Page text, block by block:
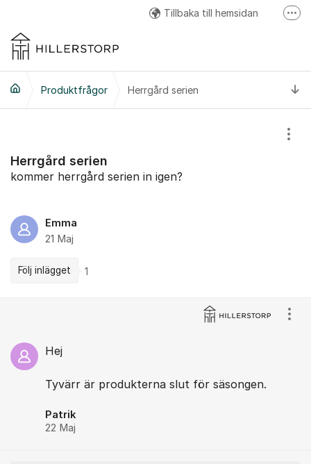
Tillbaka till hemsidan
Hillerstorp Youtube
Produktfrågor Herrgård serien
Herrgård serien
kommer herrgård serien in igen?
Emma
21 Maj
Följ inlägget 1
Hej
Tyvärr är produkterna slut för säsongen.
Patrik
22 Maj